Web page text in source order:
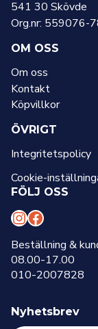
541 30 Skövde
Org.nr: 559076-
OM OSS
Om oss
Kontakt
Köpvillkor
ÖVRIGT
Integritetspolicy
Cookie-
FÖLJ OSS
I
n
s
t
a
g
F
a
c
e
b
o
Beställning &
08.00-17.00
010-2007828
Nyhetsbrev